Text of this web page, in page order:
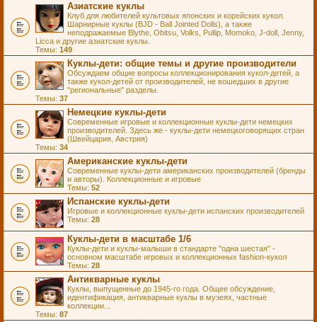
Азиатские куклы
Клуб для любителей культовых японских и корейских кукол.
Шарнирные куклы (BJD - Ball Jointed Dolls), а также
неподражаемые Blythe, Obitsu, Volks, Pullip, Momoko, J-doll, Jenny,
Licca и другие азиатские куклы.
Темы: 149
Куклы-дети: общие темы и другие производители
Обсуждаем общие вопросы коллекционирования кукол-детей, а
также кукол-детей от производителей, не вошедших в другие
"региональные" разделы.
Темы: 37
Немецкие куклы-дети
Современные игровые и коллекционные куклы-дети немецких
производителей. Здесь же - куклы-дети немецкоговорящих стран
(Швейцария, Австрия)
Темы: 34
Американские куклы-дети
Современные куклы-дети американских производителей (бренды
и авторы). Коллекционные и игровые
Темы: 52
Испанские куклы-дети
Игровые и коллекционные куклы-дети испанских производителей
Темы: 28
Куклы-дети в масштабе 1/6
Куклы-дети и куклы-малыши в стандарте "одна шестая" -
основном масштабе игровых и коллекционных fashion-кукол
Темы: 28
Антикварные куклы
Куклы, выпущенные до 1945-го года. Общее обсуждение,
идентификация, антикварные куклы в музеях, частные
коллекции...
Темы: 87